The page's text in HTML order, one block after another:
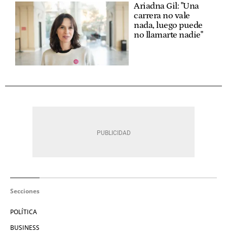
Ariadna Gil: "Una
carrera no vale
nada, luego puede
no llamarte nadie"
Secciones
POLÍTICA
BUSINESS